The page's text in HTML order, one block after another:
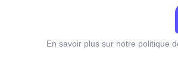
En savoir plus sur notre politique